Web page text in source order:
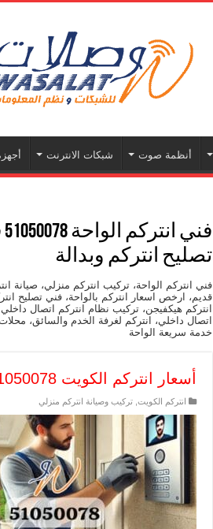
أنظمة صوت شبكات الانترنت
تصليح انتركم وبدالة
فني انتركم الواحة، تركيب انتركم منزلي، صيانة
قديم، ارخص اسعار انتركم بالواحة، فني تصليح
انتركم هيكفيجن، تركيب نظام انتركم اتصال
اتصال داخلي، انتركم لغرفة الخدم والسائق،
خدمة سريعة الواحة
أسعار انتركم الكويت 51050078 أرخص سعر بيع تركيب انتركم
انتركم الكويت تركيب وصيانة انتركم منزلي